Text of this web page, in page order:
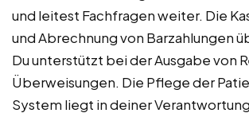
und leitest Fachfragen weiter. Die
und Abrechnung von Barzahlungen
Du unterstützt bei der Ausgabe von
Überweisungen. Die Pflege der
System liegt in deiner